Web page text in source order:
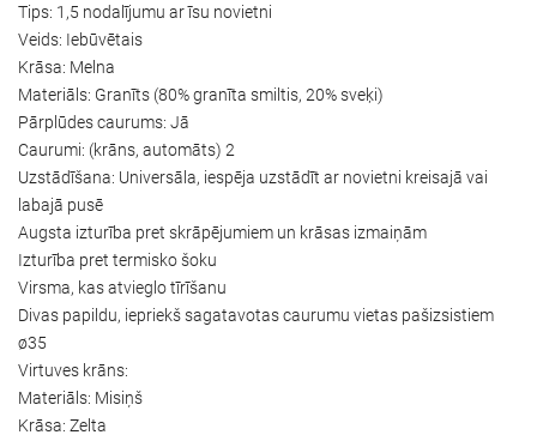
Tips: 1,5 nodalījumu ar īsu novietni
Veids: Iebūvētais
Krāsa: Melna
Materiāls: Granīts (80% granīta smiltis, 20% sveķi)
Pārplūdes caurums: Jā
Caurumi: (krāns, automāts) 2
Uzstādīšana: Universāla, iespēja uzstādīt ar novietni kreisajā vai
labajā pusē
Augsta izturība pret skrāpējumiem un krāsas izmaiņām
Izturība pret termisko šoku
Virsma, kas atvieglo tīrīšanu
Divas papildu, iepriekš sagatavotas caurumu vietas pašizsistiem
ø35
Virtuves krāns:
Materiāls: Misiņš
Krāsa: Zelta